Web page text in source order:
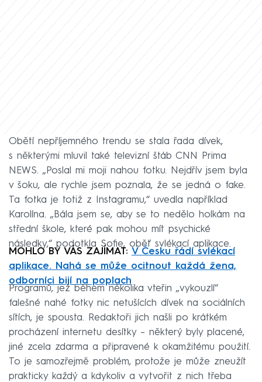
Obětí nepříjemného trendu se stala řada dívek,
s některými mluvil také televizní štáb CNN Prima
NEWS. „Poslal mi moji nahou fotku. Nejdřív jsem byla
v šoku, ale rychle jsem poznala, že se jedná o fake.
Ta fotka je totiž z Instagramu,“ uvedla například
Karolína. „Bála jsem se, aby se to nedělo holkám na
střední škole, které pak mohou mít psychické
následky,“ podotkla Sofie, oběť svlékací aplikace.
MOHLO BY VÁS ZAJÍMAT: V Česku řádí svlékací
aplikace. Nahá se může ocitnout každá žena,
odborníci bijí na poplach
Programů, jež během několika vteřin „vykouzlí“
falešné nahé fotky nic netušících dívek na sociálních
sítích, je spousta. Redaktoři jich našli po krátkém
procházení internetu desítky – některý byly placené,
jiné zcela zdarma a připravené k okamžitému použití.
To je samozřejmě problém, protože je může zneužít
prakticky každý a kdykoliv a vytvořit z nich třeba